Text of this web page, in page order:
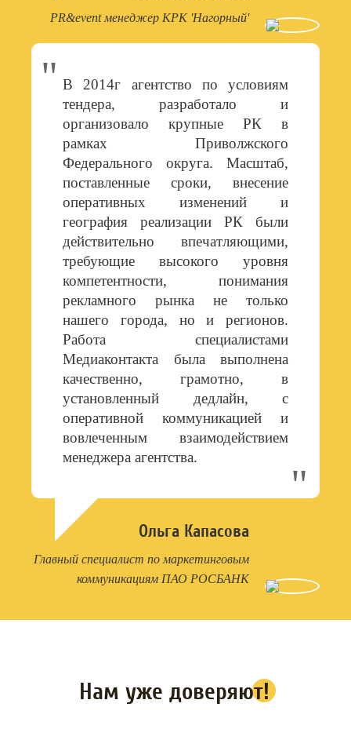
PR&event менеджер КРК 'Нагорный'
В 2014г агентство по условиям
тендера, разработало и
организовало крупные РК в
рамках Приволжского
Федерального округа. Масштаб,
поставленные сроки, внесение
оперативных изменений и
география реализации РК были
действительно впечатляющими,
требующие высокого уровня
компетентности, понимания
рекламного рынка не только
нашего города, но и регионов.
Работа специалистами
Медиаконтакта была выполнена
качественно, грамотно, в
установленный дедлайн, с
оперативной коммуникацией и
вовлеченным взаимодействием
менеджера агентства.
Ольга Капасова
Главный специалист по маркетинговым
коммуникациям ПАО РОСБАНК
Нам уже доверяют!